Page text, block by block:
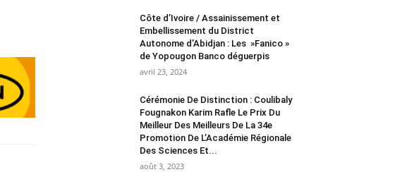
Côte d’Ivoire / Assainissement et
Embellissement du District
Autonome d’Abidjan : Les »Fanico »
de Yopougon Banco déguerpis
avril 23, 2024
Cérémonie De Distinction : Coulibaly
Fougnakon Karim Rafle Le Prix Du
Meilleur Des Meilleurs De La 34e
Promotion De L’Académie Régionale
Des Sciences Et...
août 3, 2023